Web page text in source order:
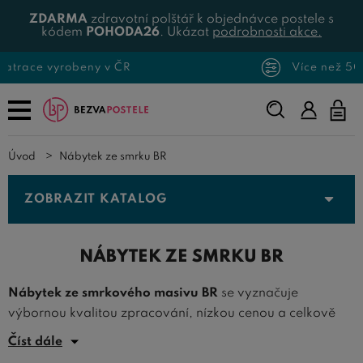
ZDARMA zdravotní polštář k objednávce postele s
kódem POHODA26. Ukázat podrobnosti akce.
Více než 500 produktů skladem
Napište,
co
Úvod Nábytek ze smrku BR
ZOBRAZIT KATALOG
NÁBYTEK ZE SMRKU BR
Nábytek ze smrkového masivu BR se vyznačuje
výbornou kvalitou zpracování, nízkou cenou a celkově
hezkým a příjemným designem. Světlá kresba dřeva a
Číst dále